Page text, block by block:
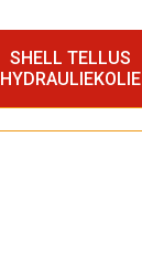
SHELL TELLUS
HYDRAULIEKOLIE